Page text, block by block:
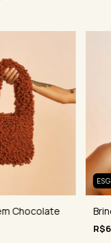
Chocolate